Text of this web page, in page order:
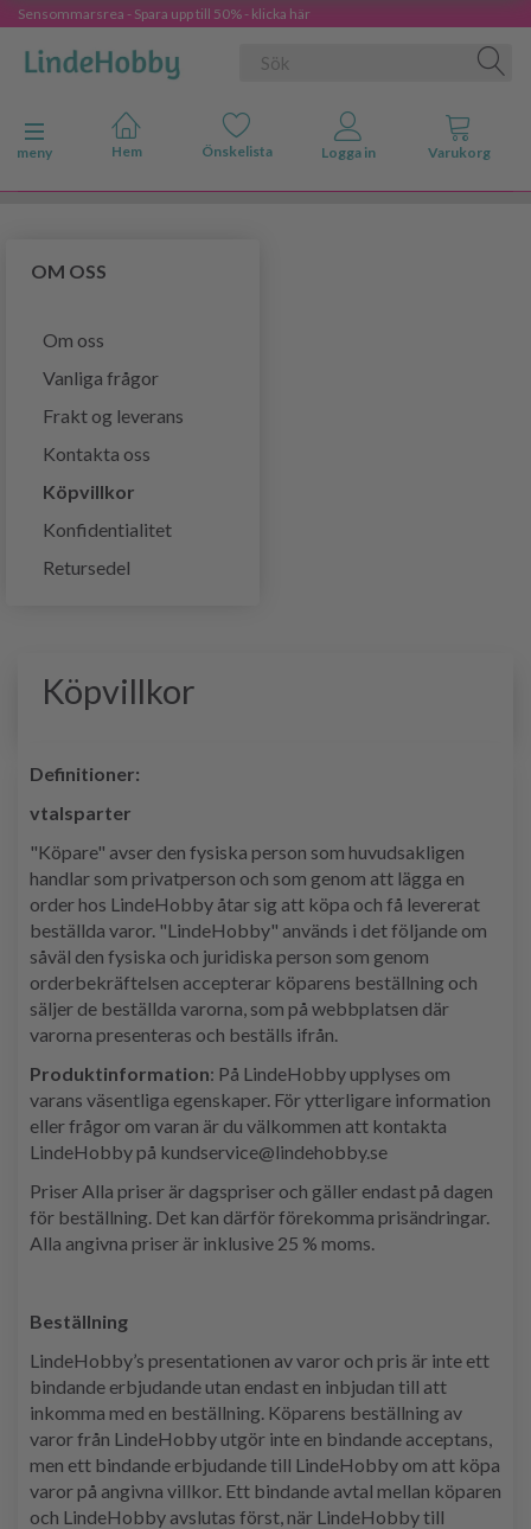
Sensommarsrea - Spara upp till 50% - klicka här
Ändra navigering
meny
OM OSS
Om oss
Vanliga frågor
Frakt og leverans
Kontakta oss
Köpvillkor
Konfidentialitet
Retursedel
Köpvillkor
Definitioner:
vtalsparter
"Köpare" avser den fysiska person som huvudsakligen
handlar som privatperson och som genom att lägga en
order hos LindeHobby åtar sig att köpa och få levererat
beställda varor. "LindeHobby" används i det följande om
såväl den fysiska och juridiska person som genom
orderbekräftelsen accepterar köparens beställning och
säljer de beställda varorna, som på webbplatsen där
varorna presenteras och beställs ifrån.
Produktinformation: På LindeHobby upplyses om
varans väsentliga egenskaper. För ytterligare information
eller frågor om varan är du välkommen att kontakta
LindeHobby på kundservice@lindehobby.se
Priser Alla priser är dagspriser och gäller endast på dagen
för beställning. Det kan därför förekomma prisändringar.
Alla angivna priser är inklusive 25 % moms.
Beställning
LindeHobby’s presentationen av varor och pris är inte ett
bindande erbjudande utan endast en inbjudan till att
inkomma med en beställning. Köparens beställning av
varor från LindeHobby utgör inte en bindande acceptans,
men ett bindande erbjudande till LindeHobby om att köpa
varor på angivna villkor. Ett bindande avtal mellan köparen
och LindeHobby avslutas först, när LindeHobby till